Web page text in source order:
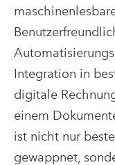
Integration in
digitale
einem
ist nicht nur
gewappnet,